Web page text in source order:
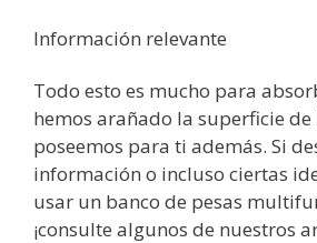
Información relevante
Todo esto es mucho para
hemos arañado la superficie de
poseemos para ti además. Si
información o incluso ciertas
usar un banco de pesas
¡consulte algunos de nuestros